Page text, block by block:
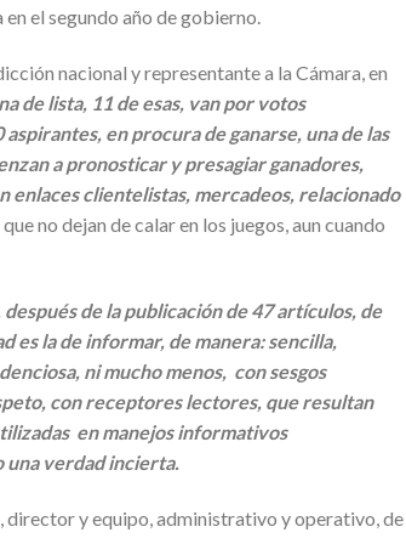
el segundo año de gobierno.
nacional y representante a la Cámara, en
de lista, 11 de esas, van por votos
en procura de ganarse, una de las
a pronosticar y presagiar ganadores,
enlaces clientelistas, mercadeos, relacionado
no dejan de calar en los juegos, aun cuando
de la publicación de 47 artículos, de
es la de informar, de manera: sencilla,
ni mucho menos, con sesgos
con receptores lectores, que resultan
en manejos informativos
una verdad incierta.
director y equipo, administrativo y operativo, de